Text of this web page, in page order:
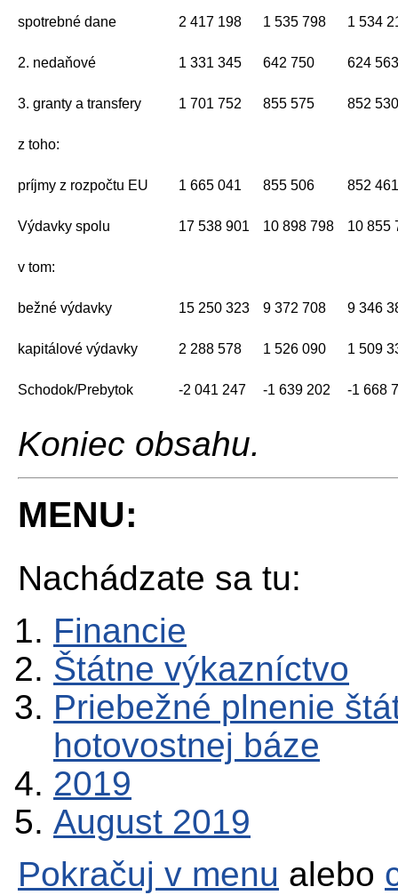
spotrebné dane 2 417 198 1 535 798 1 534
2. nedaňové 1 331 345 642 750 624 563
3. granty a transfery 1 701 752 855 575 852 530
z toho:
príjmy z rozpočtu EU 1 665 041 855 506 852 461
Výdavky spolu 17 538 901 10 898 798 10 855
v tom:
bežné výdavky 15 250 323 9 372 708 9 346
kapitálové výdavky 2 288 578 1 526 090 1 509
Schodok/Prebytok -2 041 247 -1 639 202 -1 668
Koniec obsahu.
MENU:
Nachádzate sa tu:
Financie
Štátne výkazníctvo
Priebežné plnenie
hotovostnej báze
2019
August 2019
Pokračuj v menu alebo